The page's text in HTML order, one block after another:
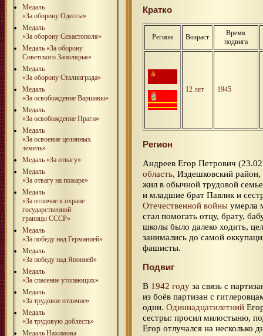
Медаль
«За оборону Одессы»
Медаль
«За оборону Севастополя»
Медаль «За оборону
Советского Заполярья»
Медаль
«За оборону Сталинграда»
Медаль
«За освобождение Варшавы»
Медаль
«За освобождение Праги»
Медаль
«За освоение целинных
земель»
Медаль «За отвагу»
Медаль
«За отвагу на пожаре»
Медаль
«За отличие в охране
государственной
границы СССР»
Медаль
«За победу над Германией»
Медаль
«За победу над Японией»
Медаль
«За спасение утопающих»
Медаль
«За трудовое отличие»
Медаль
«За трудовую доблесть»
Медаль Нахимова
Кратко
Регион Возраст
Время
подвига
12 лет 1945
Регион
Андреев Егор Петрович
область, Издешковский район,
жил в обычной трудовой
и младшие брат Павлик и
Отечественной войны умерла
стал помогать отцу, брату,
школы было далеко ходить,
занимались до самой
фашисты.
Подвиг
В 1942 году за связь с
из боёв партизан с
одни. Одиннадцатилетний
сестры: просил милостыню,
Егор отлучался на несколько